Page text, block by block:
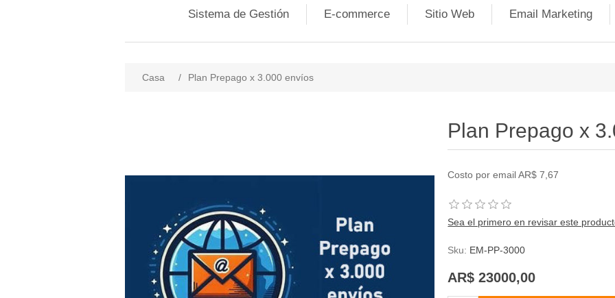
Sistema de Gestión E-commerce Sitio Web Email Marketing
Casa / Plan Prepago x 3.000 envíos
Plan Prepago x
Costo por email AR$ 7,67
Sea el primero en revisar este
Sku: EM-PP-3000
AR$ 23000,00